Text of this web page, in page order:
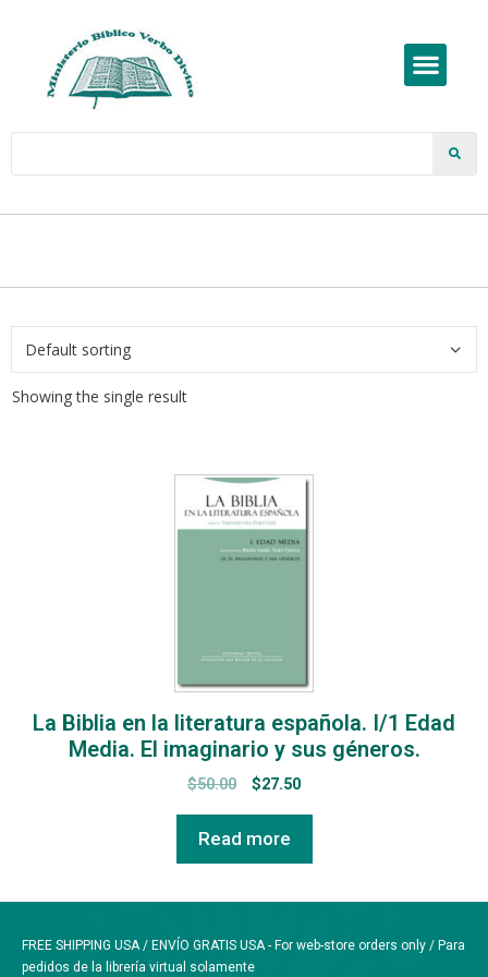
Showing the single result
La Biblia en la literatura española. I/1 Edad
Media. El imaginario y sus géneros.
$50.00 $27.50
Read more
FREE SHIPPING USA / ENVÍO GRATIS USA - For web-store orders only / Para
pedidos de la librería virtual solamente